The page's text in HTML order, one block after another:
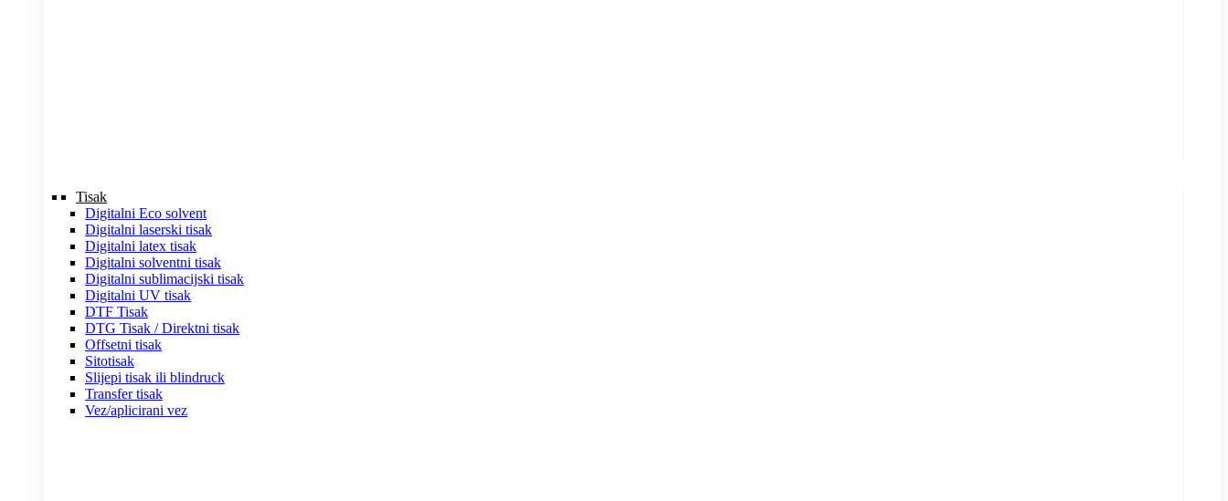
Tisak
Digitalni Eco solvent
Digitalni laserski tisak
Digitalni latex tisak
Digitalni solventni tisak
Digitalni sublimacijski tisak
Digitalni UV tisak
DTF Tisak
DTG Tisak / Direktni tisak
Offsetni tisak
Sitotisak
Slijepi tisak ili blindruck
Transfer tisak
Vez/aplicirani vez